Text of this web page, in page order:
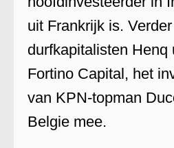
uit Frankrijk is.
durfkapitalisten Henq
Fortino Capital, het
van KPN-topman
Belgie mee.